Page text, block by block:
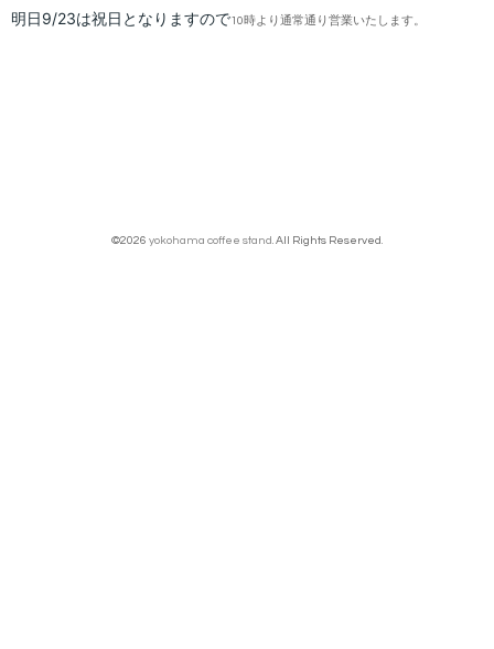
明日9/23は祝日となりますので10時より通常通り営業いたします。
©2026 yokohama coffee stand. All Rights Reserved.